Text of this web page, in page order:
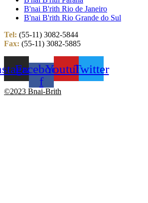
B'nai B'rith Rio de Janeiro
B'nai B'rith Rio Grande do Sul
Tel: (55-11) 3082-5844
Fax: (55-11) 3082-5885
Facebook-
f
YoutubeTwitter
©2023 Bnai-Brith